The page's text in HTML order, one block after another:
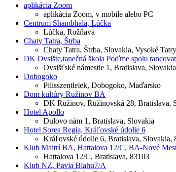
aplikácia Zoom
aplikácia Zoom, v mobile alebo PC
Centrum Shambhala, Lúčka
Lúčka, Rožňava
Chaty Tatra, Štrba
Chaty Tatra, Štrba, Slovakia, Vysoké Tatry
DK Ovsište,tanečná škola Poďme spolu
Ovsišťské námestie 1, Bratislava, Slovakia
Dobogoko
Pilisszentlelek, Dobogoko, Maďarsko
Dom kultúry Ružinov BA
DK Ružinov, Ružinovská 28, Bratislava,
Hotel Apollo
Dulovo nám 1, Bratislava, Slovakia
Hotel Sorea Regia, Kráľovské údolie 6
Kráľovské údolie 6, Bratislava, Slovakia,
Klub Maitrí BA, Hattalova 12/C, BA-Nové
Hattalova 12/C, Bratislava, 83103
Klub NZ, Pavla Blahu7/A